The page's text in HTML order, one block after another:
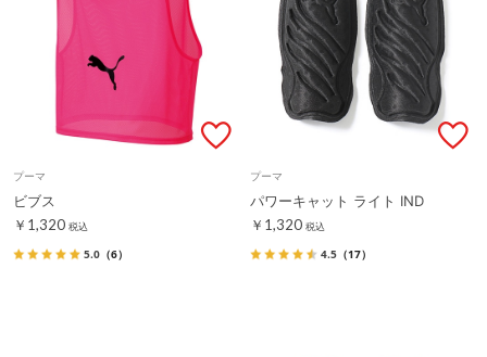
プーマ
ビブス
￥1,320 税込
5.0 （6）
プーマ
パワーキャット ライト IND
￥1,320 税込
4.5 （17）